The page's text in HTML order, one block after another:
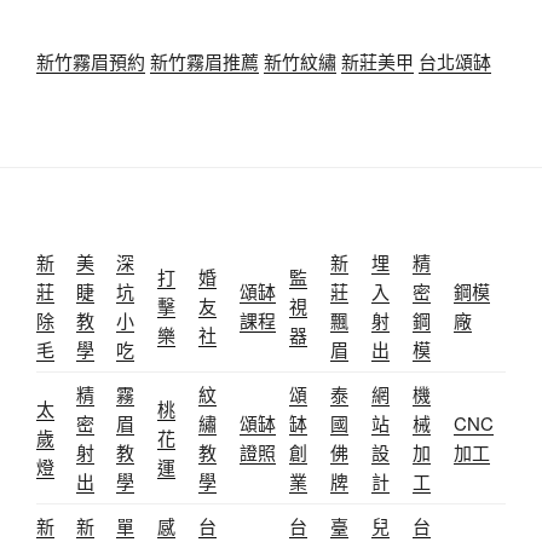
新竹霧眉預約 新竹霧眉推薦 新竹紋繡新莊美甲 台北頌缽
新
莊
除
毛
美
睫
教
學
深
坑
小
吃
打
擊
樂
婚
友
社
頌缽
課程
監
視
器
新
莊
飄
眉
埋
入
射
出
精
密
鋼
模
鋼模
廠
太
歲
燈
精
密
射
出
霧
眉
教
學
桃
花
運
紋
繡
教
學
頌缽
證照
頌
缽
創
業
泰
國
佛
牌
網
站
設
計
機
械
加
工
CNC
加工
新 新 單 感 台 台 臺 兒 台